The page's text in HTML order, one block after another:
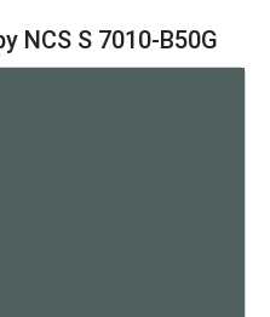
NCS S 7010-B50G